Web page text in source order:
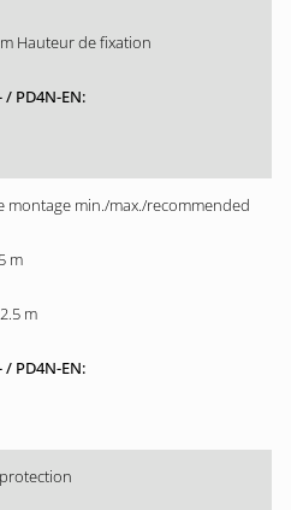
m Hauteur de fixation
montage min./max./recommended
m
m